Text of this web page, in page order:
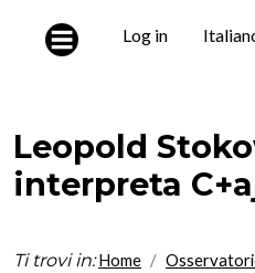
User
Log in
Leopold
interpreta
Ti trovi in: Home